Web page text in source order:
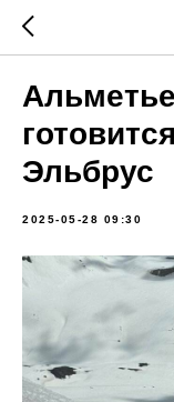
Эльбрус
2025-05-28 09:30